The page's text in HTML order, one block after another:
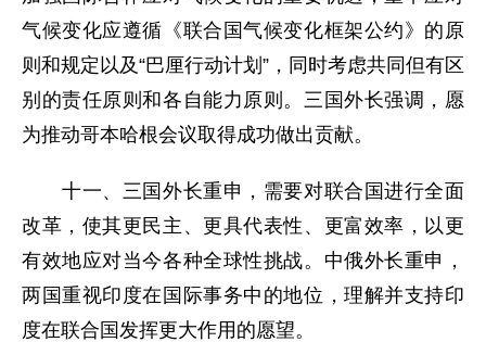
气候变化应遵循《联合国气候变化框架公约》的原
则和规定以及“巴厘行动计划”，同时考虑共同但有区
别的责任原则和各自能力原则。三国外长强调，愿
为推动哥本哈根会议取得成功做出贡献。
十一、三国外长重申，需要对联合国进行全面
改革，使其更民主、更具代表性、更富效率，以更
有效地应对当今各种全球性挑战。中俄外长重申，
两国重视印度在国际事务中的地位，理解并支持印
度在联合国发挥更大作用的愿望。